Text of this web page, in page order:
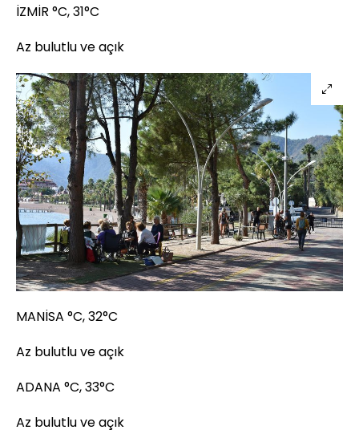
İZMİR °C, 31°C
Az bulutlu ve açık
MANİSA °C, 32°C
Az bulutlu ve açık
ADANA °C, 33°C
Az bulutlu ve açık